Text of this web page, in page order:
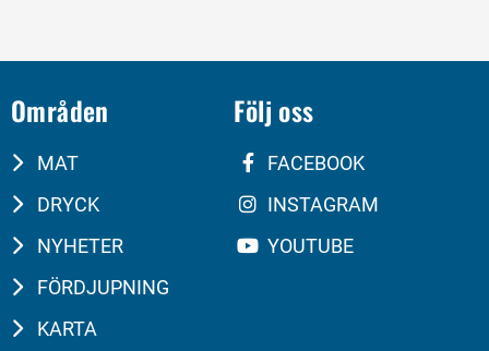
Områden
MAT
DRYCK
NYHETER
FÖRDJUPNING
KARTA
Följ oss
FACEBOOK
INSTAGRAM
YOUTUBE